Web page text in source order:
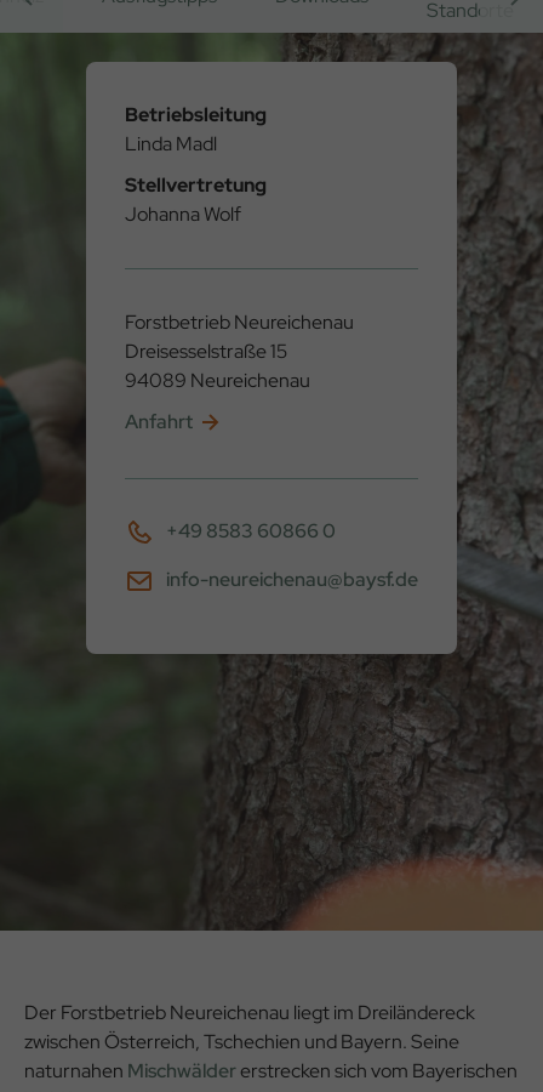
Standorte
Betriebsleitung
Linda Madl
Stellvertretung
Johanna Wolf
Forstbetrieb Neureichenau
Dreisesselstraße 15
94089 Neureichenau
Anfahrt
+49 8583 60866 0
info-neureichenau@baysf.de
Der Forstbetrieb Neureichenau liegt im Dreiländereck
zwischen Österreich, Tschechien und Bayern. Seine
naturnahen Mischwäldererstrecken sich vom Bayerischen